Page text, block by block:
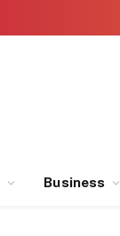
Business